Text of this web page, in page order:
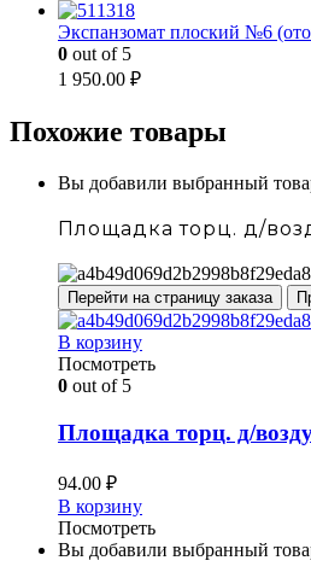
Экспанзомат плоский №6
0 out of 5
1 950.00 ₽
Похожие товары
Вы добавили выбранный
Площадка торц. д/
Перейти на страницу заказа
В корзину
Посмотреть
0 out of 5
Площадка торц. д/
94.00 ₽
В корзину
Посмотреть
Вы добавили выбранный